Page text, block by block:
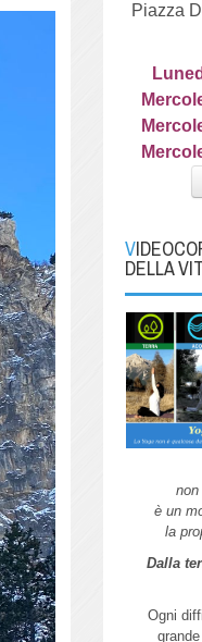
Piazza
VIDEOCORSO YOGA "LA DANZA
DELLA
non
è un
la
Dalla
Ogni
grande